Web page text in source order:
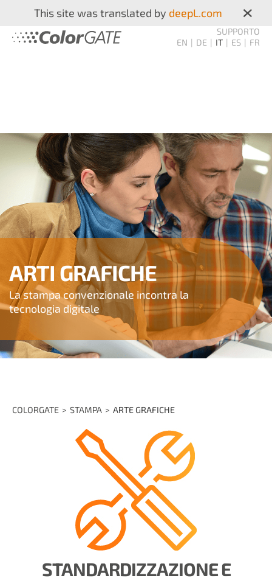
This site was translated by deepL.com ×
SUPPORTO
EN
DE IT ES FR
ARTI GRAFICHE
La stampa convenzionale incontra la
tecnologia digitale
COLORGATE STAMPA ARTE GRAFICHE
STANDARDIZZAZIONE E